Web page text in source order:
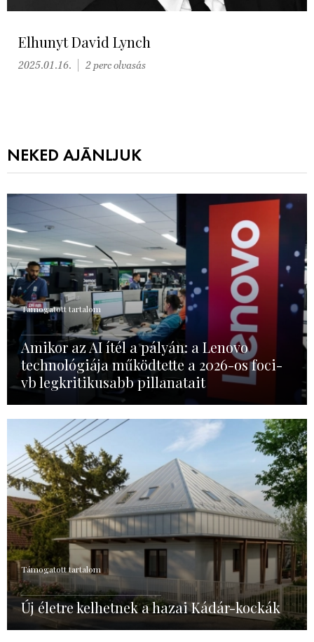
Elhunyt David Lynch
2025.01.16. 2 perc olvasás
NEKED AJÁNLJUK
Támogatott tartalom
Amikor az AI ítél a pályán: a Lenovo
technológiája működtette a 2026-os foci-
vb legkritikusabb pillanatait
Támogatott tartalom
Új életre kelhetnek a hazai Kádár-kockák